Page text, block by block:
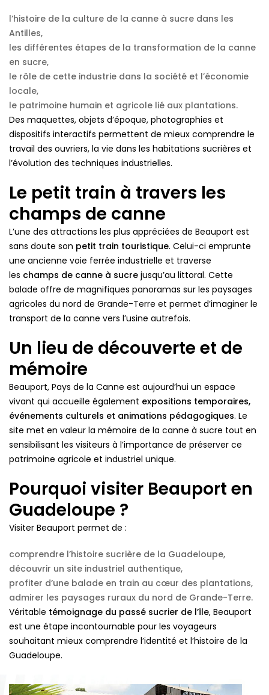
l’histoire de la culture de la canne à sucre dans les
Antilles,
les différentes étapes de la transformation de la canne
en sucre,
le rôle de cette industrie dans la société et l’économie
locale,
le patrimoine humain et agricole lié aux plantations.
Des maquettes, objets d’époque, photographies et
dispositifs interactifs permettent de mieux comprendre le
travail des ouvriers, la vie dans les habitations sucrières et
l’évolution des techniques industrielles.
Le petit train à travers les
champs de canne
L’une des attractions les plus appréciées de Beauport est
sans doute son petit train touristique. Celui-ci emprunte
une ancienne voie ferrée industrielle et traverse
les champs de canne à sucre jusqu’au littoral. Cette
balade offre de magnifiques panoramas sur les paysages
agricoles du nord de Grande-Terre et permet d’imaginer le
transport de la canne vers l’usine autrefois.
Un lieu de découverte et de
mémoire
Beauport, Pays de la Canne est aujourd’hui un espace
vivant qui accueille également expositions temporaires,
événements culturels et animations pédagogiques. Le
site met en valeur la mémoire de la canne à sucre tout en
sensibilisant les visiteurs à l’importance de préserver ce
patrimoine agricole et industriel unique.
Pourquoi visiter Beauport en
Guadeloupe ?
Visiter Beauport permet de :
comprendre l’histoire sucrière de la Guadeloupe,
découvrir un site industriel authentique,
profiter d’une balade en train au cœur des plantations,
admirer les paysages ruraux du nord de Grande-Terre.
Véritable témoignage du passé sucrier de l’île, Beauport
est une étape incontournable pour les voyageurs
souhaitant mieux comprendre l’identité et l’histoire de la
Guadeloupe.